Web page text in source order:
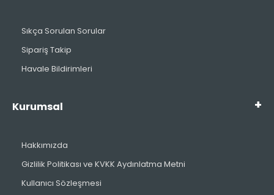
Sıkça Sorulan Sorular
Sipariş Takip
Havale Bildirimleri
Kurumsal
Hakkımızda
Gizlilik Politikası ve KVKK Aydınlatma Metni
Kullanıcı Sözleşmesi